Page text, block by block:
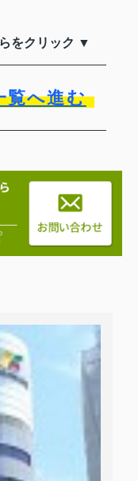
をクリック ▼
覧へ進む